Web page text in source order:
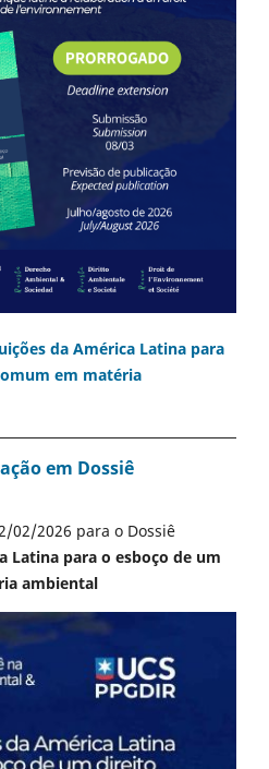
da América Latina para
em matéria
em Dossiê
02/2026 para o Dossiê
Latina para o esboço de um
ambiental